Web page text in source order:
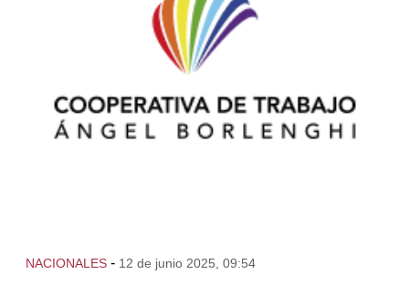
NACIONALES - 12 de junio 2025, 09:54